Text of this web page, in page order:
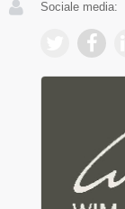
Sociale media: